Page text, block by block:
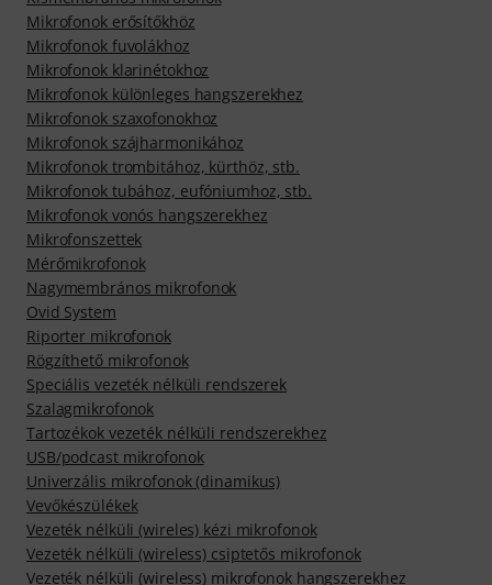
Mikrofonok erősítőkhöz
Mikrofonok fuvolákhoz
Mikrofonok klarinétokhoz
Mikrofonok különleges hangszerekhez
Mikrofonok szaxofonokhoz
Mikrofonok szájharmonikához
Mikrofonok trombitához, kürthöz, stb.
Mikrofonok tubához, eufóniumhoz, stb.
Mikrofonok vonós hangszerekhez
Mikrofonszettek
Mérőmikrofonok
Nagymembrános mikrofonok
Ovid System
Riporter mikrofonok
Rögzíthető mikrofonok
Speciális vezeték nélküli rendszerek
Szalagmikrofonok
Tartozékok vezeték nélküli rendszerekhez
USB/podcast mikrofonok
Univerzális mikrofonok (dinamikus)
Vevőkészülékek
Vezeték nélküli (wireles) kézi mikrofonok
Vezeték nélküli (wireless) csiptetős mikrofonok
Vezeték nélküli (wireless) mikrofonok hangszerekhez